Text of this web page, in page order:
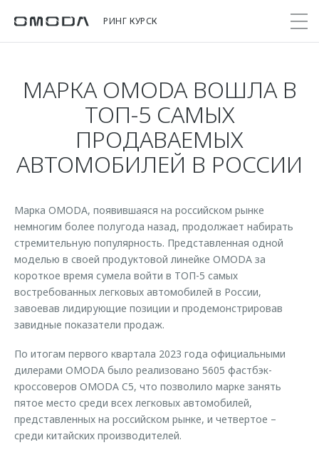
РИНГ КУРСК
Модели
от 2 299 000 ₽*
C7
от 2 739 000 ₽*
Покупателям
Выбор и покупка
Сравнить комплектации
Cпецпредложения
Прайс-листы
OMODA Лизинг
Кредит и страхование
Кредитные программы
Страхование
Кредитный калькулятор
Аксессуары
Одежда и сувениры
Оригинальные аксессуары
Владельцам
Записаться на сервис
Поддержка
Помощь на дороге
Гарантия
Дополнительная техническая поддержка
Руководства по эксплуатации
Клиентская поддержка
O&J Автоклуб
Клуб владельцев OMODA
Приложение O&J
Аксессуары
Мир OMODA
Новости
Приложение O&J
Клуб владельцев OMODA
Бренд JAECOO
Правовая информация
МАРКА OMODA ВОШЛА В
ТОП-5 САМЫХ
ПРОДАВАЕМЫХ
АВТОМОБИЛЕЙ В РОССИИ
Марка OMODA, появившаяся на российском рынке
немногим более полугода назад, продолжает набирать
стремительную популярность. Представленная одной
моделью в своей продуктовой линейке OMODA за
короткое время сумела войти в ТОП-5 самых
востребованных легковых автомобилей в России,
завоевав лидирующие позиции и продемонстрировав
завидные показатели продаж.
По итогам первого квартала 2023 года официальными
дилерами OMODA было реализовано 5605 фастбэк-
кроссоверов OMODA C5, что позволило марке занять
пятое место среди всех легковых автомобилей,
представленных на российском рынке, и четвертое –
среди китайских производителей.